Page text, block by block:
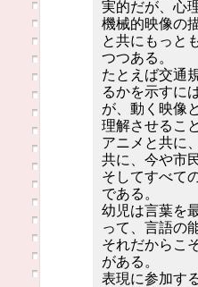
実的だが、心
機械的映像の
と共にもっと
つつある。
たとえば交通
るかを示すに
が、動く映像
理解させるこ
アニメと共に
共に、今や市
そしてすべて
である。
幼児は言葉を
って、言語の
それだからこ
がある。
表現に参加す